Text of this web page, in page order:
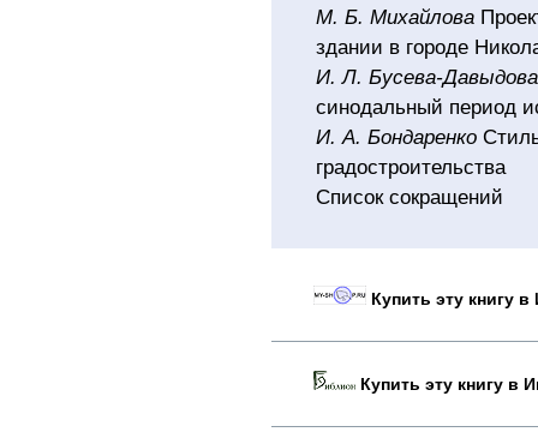
М. Б. Михайлова
здании в городе
И. Л. Бусева-Давыдова
синодальный период
И. А. Бондаренко
градостроительства
Список сокращений
Купить эту книгу
Купить эту книгу в